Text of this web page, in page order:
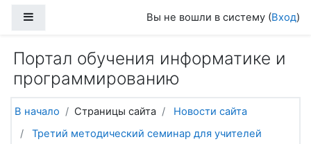
Вы не вошли в систему (Вход)
Портал обучения информатике и
программированию
В начало Страницы сайта
Новости сайта
Третий методический семинар для учителей